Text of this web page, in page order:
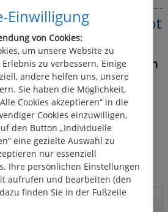
Einwilligung
von Cookies:
um unsere Website zu
zu verbessern. Einige
andere helfen uns, unsere
Sie haben die Möglichkeit,
Cookies akzeptieren“ in die
Cookies einzuwilligen,
den Button „Individuelle
eine gezielte Auswahl zu
nur essenziell
Ihre persönlichen Einstellungen
aufrufen und bearbeiten (den
finden Sie in der Fußzeile
in der Region Lot
zeigt alleHausboot-Basen
einen Blick. Jedes blaue
dabei einer Basis. Blau und
Linien zeigen die mit dem
führerscheinfreien
Linien
erforderlich.